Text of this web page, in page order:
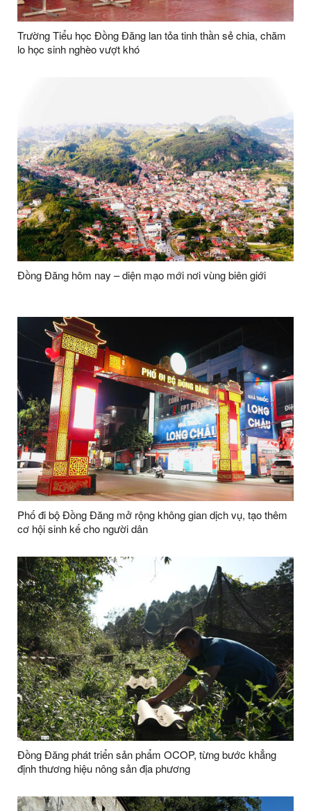
Trường Tiểu học Đồng Đăng lan tỏa tinh thần sẻ chia, chăm
lo học sinh nghèo vượt khó
Đồng Đăng hôm nay – diện mạo mới nơi vùng biên giới
Phố đi bộ Đồng Đăng mở rộng không gian dịch vụ, tạo thêm
cơ hội sinh kế cho người dân
Đồng Đăng phát triển sản phẩm OCOP, từng bước khẳng
định thương hiệu nông sản địa phương